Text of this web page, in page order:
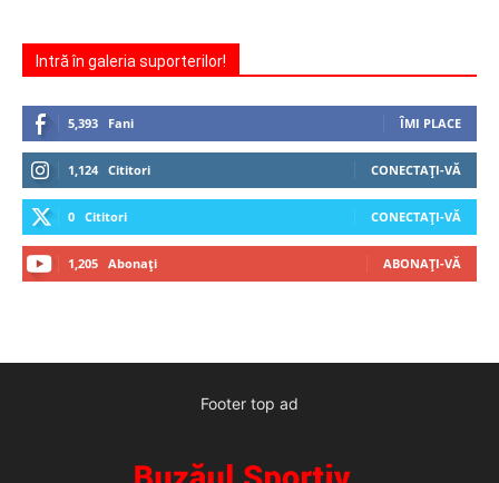
Intră în galeria suporterilor!
5,393 Fani ÎMI PLACE
1,124 Cititori CONECTAȚI-VĂ
0 Cititori CONECTAȚI-VĂ
1,205 Abonați ABONAȚI-VĂ
Footer top ad